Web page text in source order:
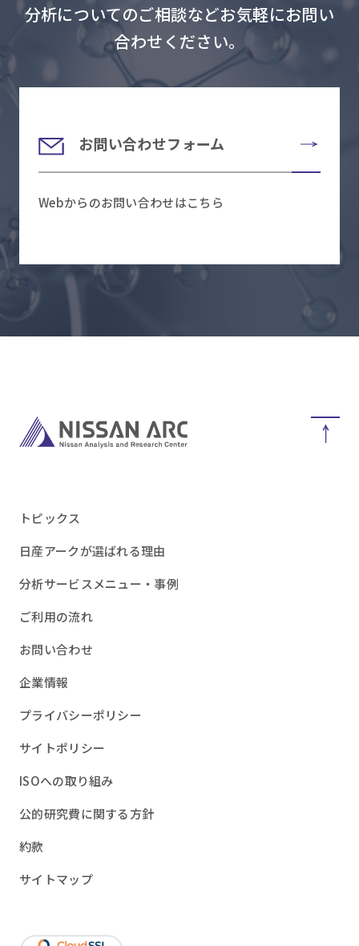
分析についてのご相談などお気軽にお問い
合わせください。
お問い合わせフォーム
Webからのお問い合わせはこちら
トピックス
日産アークが選ばれる理由
分析サービスメニュー・事例
ご利用の流れ
お問い合わせ
企業情報
プライバシーポリシー
サイトポリシー
ISOへの取り組み
公的研究費に関する方針
約款
サイトマップ